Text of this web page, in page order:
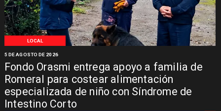
LOCAL
Fondo Orasmi entrega apoyo a familia de
Romeral para costear alimentación
especializada de niño con Síndrome de
Intestino Corto
5 DE AGOSTO DE 2026